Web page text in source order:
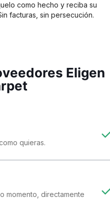
como hecho y reciba su
facturas, sin persecución.
Eligen
quieras.
momento, directamente